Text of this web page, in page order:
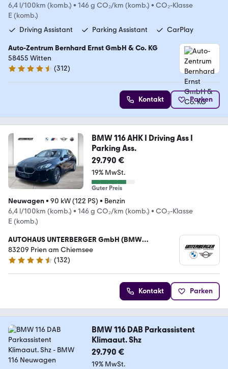
6,4 l/100km (komb.) • 146 g CO₂/km (komb.) • CO₂-Klasse
E (komb.)
Driving Assistant
Parking Assistant CarPlay
Auto-Zentrum Bernhard Ernst GmbH & Co. KG
58455 Witten
4.6 Sterne
(312)
Kontakt Parken
BMW 116 AHK I Driving Ass I
Parking Ass.
29.790 €
19% MwSt.
Guter Preis
Neuwagen• 90 kW (122 PS) • Benzin
6,4 l/100km (komb.) • 146 g CO₂/km (komb.) • CO₂-Klasse
E (komb.)
AUTOHAUS UNTERBERGER GmbH (BMW
Vertragshändler)
83209 Prien am Chiemsee
4.4 Sterne
(132)
Kontakt Parken
BMW 116 DAB Parkassistent
Klimaaut. Shz
29.790 €
19% MwSt.